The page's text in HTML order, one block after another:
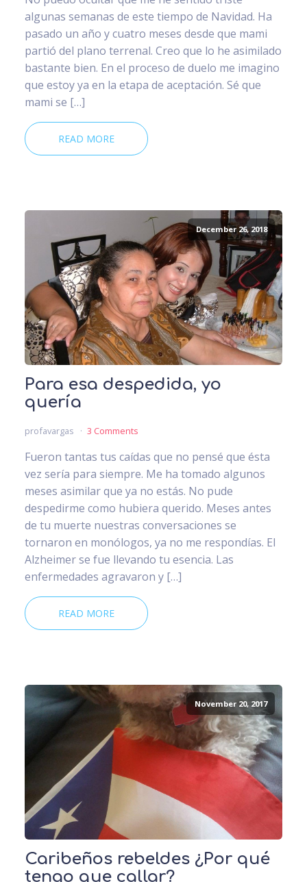
algunas semanas de este tiempo de Navidad. Ha
pasado un año y cuatro meses desde que mami
partió del plano terrenal. Creo que lo he asimilado
bastante bien. En el proceso de duelo me imagino
que estoy ya en la etapa de aceptación. Sé que
mami se […]
READ MORE
December 26, 2018
Para esa despedida, yo
quería
profavargas 3 Comments
Fueron tantas tus caídas que no pensé que ésta
vez sería para siempre. Me ha tomado algunos
meses asimilar que ya no estás. No pude
despedirme como hubiera querido. Meses antes
de tu muerte nuestras conversaciones se
tornaron en monólogos, ya no me respondías. El
Alzheimer se fue llevando tu esencia. Las
enfermedades agravaron y […]
READ MORE
November 20, 2017
Caribeños rebeldes ¿Por qué
tengo que callar?